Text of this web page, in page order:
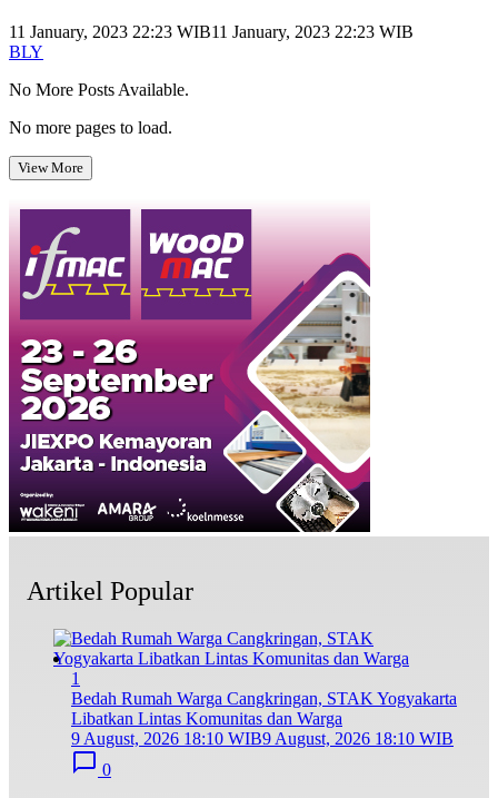
11 January, 2023 22:23 WIB11 January, 2023 22:23 WIB
BLY
No More Posts Available.
No more pages to load.
View More
Artikel Popular
1
Bedah Rumah Warga Cangkringan, STAK Yogyakarta
Libatkan Lintas Komunitas dan Warga
9 August, 2026 18:10 WIB9 August, 2026 18:10 WIB
0